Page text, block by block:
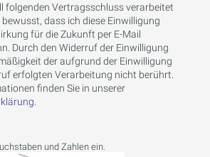
folgenden Vertragsschluss verarbeitet
dass ich diese Einwilligung
für die Zukunft per E-Mail
Durch den Widerruf der Einwilligung
der aufgrund der Einwilligung
erfolgten Verarbeitung nicht berührt.
finden Sie in unserer
und Zahlen ein.